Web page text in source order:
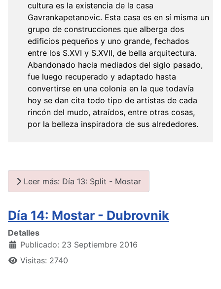
cultura es la existencia de la casa
Gavrankapetanovic. Esta casa es en sí misma un
grupo de construcciones que alberga dos
edificios pequeños y uno grande, fechados
entre los S.XVI y S.XVII, de bella arquitectura.
Abandonado hacia mediados del siglo pasado,
fue luego recuperado y adaptado hasta
convertirse en una colonia en la que todavía
hoy se dan cita todo tipo de artistas de cada
rincón del mudo, atraídos, entre otras cosas,
por la belleza inspiradora de sus alrededores.
Leer más: Día 13: Split - Mostar
Día 14: Mostar - Dubrovnik
Detalles
Publicado: 23 Septiembre 2016
Visitas: 2740